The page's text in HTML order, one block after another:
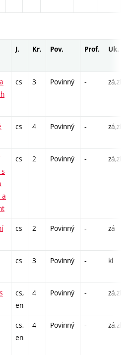
J. Kr. Pov. Prof. Uk.
cs 3 Povinný - zá,zk
cs 4 Povinný - zá,zk
a
cs 2 Povinný - zá,zk
cs 2 Povinný - zá
cs 3 Povinný - kl
cs,
en
4 Povinný - zá,zk
cs,
en
4 Povinný - zá,zk